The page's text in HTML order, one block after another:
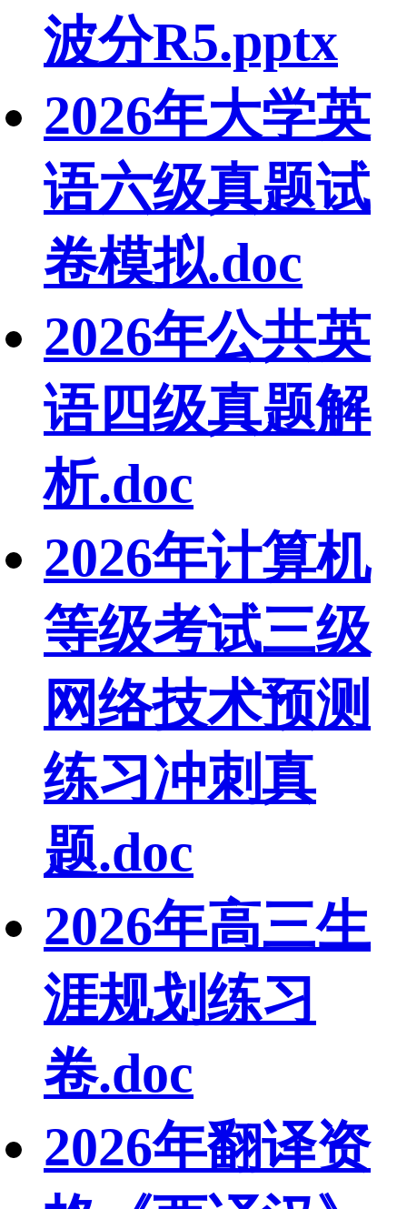
波分R5.pptx
2026年大学英
语六级真题试
卷模拟.doc
2026年公共英
语四级真题解
析.doc
2026年计算机
等级考试三级
网络技术预测
练习冲刺真
题.doc
2026年高三生
涯规划练习
卷.doc
2026年翻译资